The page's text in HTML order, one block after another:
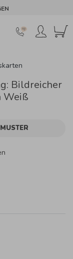
Bildreicher
Weiß
MUSTER